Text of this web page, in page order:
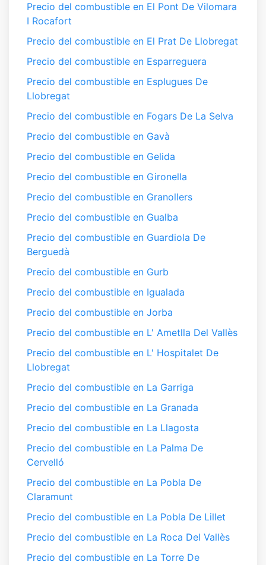
Precio del combustible en El Pont De Vilomara
I Rocafort
Precio del combustible en El Prat De Llobregat
Precio del combustible en Esparreguera
Precio del combustible en Esplugues De
Llobregat
Precio del combustible en Fogars De La Selva
Precio del combustible en Gavà
Precio del combustible en Gelida
Precio del combustible en Gironella
Precio del combustible en Granollers
Precio del combustible en Gualba
Precio del combustible en Guardiola De
Berguedà
Precio del combustible en Gurb
Precio del combustible en Igualada
Precio del combustible en Jorba
Precio del combustible en L' Ametlla Del Vallès
Precio del combustible en L' Hospitalet De
Llobregat
Precio del combustible en La Garriga
Precio del combustible en La Granada
Precio del combustible en La Llagosta
Precio del combustible en La Palma De
Cervelló
Precio del combustible en La Pobla De
Claramunt
Precio del combustible en La Pobla De Lillet
Precio del combustible en La Roca Del Vallès
Precio del combustible en La Torre De